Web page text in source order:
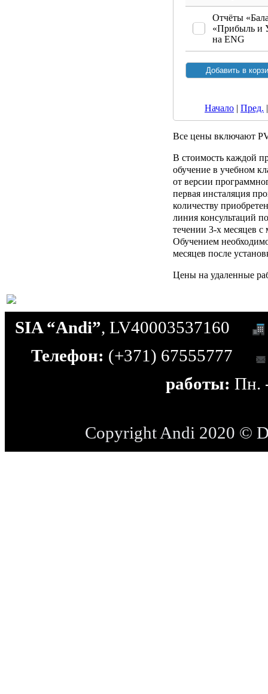
Отчёты
«Прибыль и
на ENG
Начало | Пред.
Все цены включают
В стоимость каждой
обучение в учебном
от версии
первая инсталяция
количеству
линия консультаций
течении 3-х месяцев
Обучением
месяцев после
Цены на удаленные
SIA “Andi”, LV40003537160
Телефон: (+371) 67555777
работы: Пн.
Copyright Andi 2020 ©